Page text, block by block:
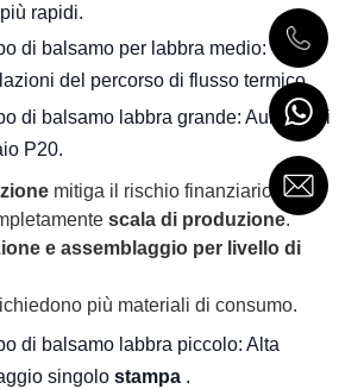
rapidi.
di balsamo per labbra medio:
del percorso di flusso termico.
di balsamo labbra grande: Aumenta i
P20.
mitiga il rischio finanziario prima
scala di produzione.
e assemblaggio per livello di
più materiali di consumo.
di balsamo labbra piccolo: Alta
singolo stampa .